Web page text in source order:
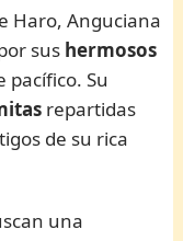
Haro, Anguciana
sus hermosos
pacífico. Su
repartidas
de su rica
una